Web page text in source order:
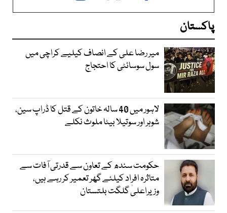
پاکستان
میر رضا علی کے انصاف کیلیے کراچی میں
سول سوسائٹی کا احتجاج
لاہور میں 40 سالہ خاتون کے قتل کا ڈراپ سین،
شوہر اور سوتیلا بیٹا ملوث نکلے
حکومت سندھ کے تعاون سے قدرتی آفات سے
متاثرہ افراد کیلئے گھر تعمیر کر رہے ہیں،
وزیراعلیٰ گلگت بلتستان